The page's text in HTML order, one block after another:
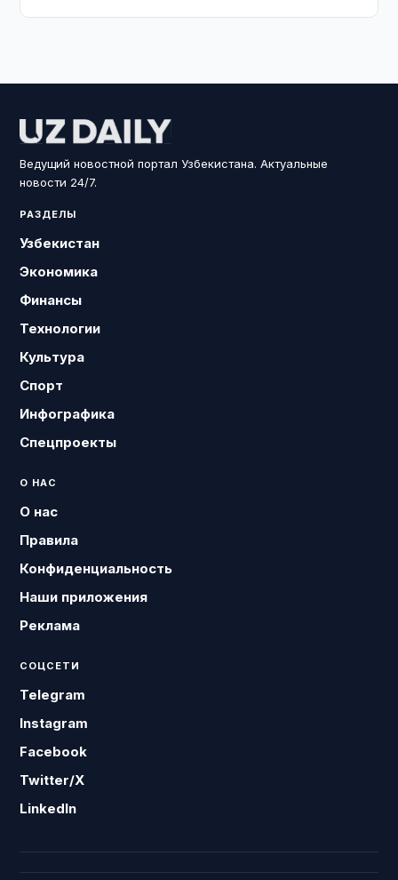
Ведущий новостной портал Узбекистана. Актуальные
новости 24/7.
РАЗДЕЛЫ
Узбекистан
Экономика
Финансы
Технологии
Культура
Спорт
Инфографика
Спецпроекты
О НАС
О нас
Правила
Конфиденциальность
Наши приложения
Реклама
СОЦСЕТИ
Telegram
Instagram
Facebook
Twitter/X
LinkedIn